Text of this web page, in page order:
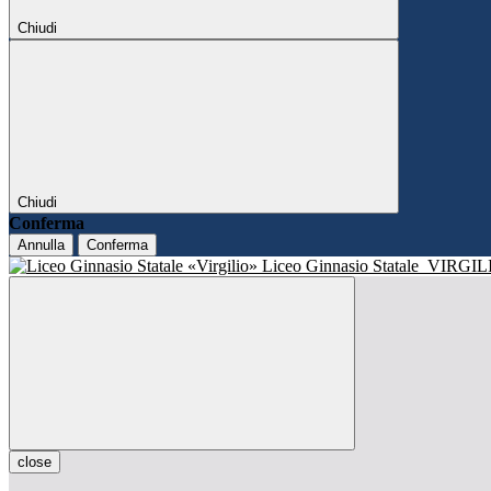
Chiudi
Chiudi
Conferma
Annulla Conferma
Liceo Ginnasio Statale
close